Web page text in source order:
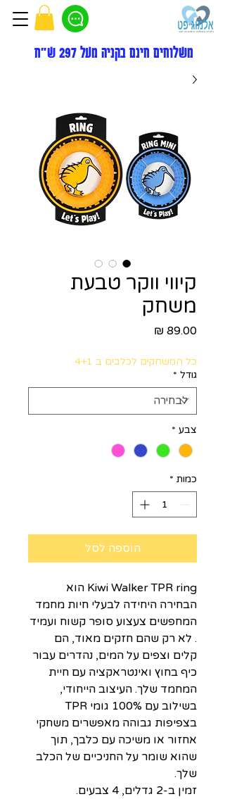
משלוחים חינם בקניה מעל 297 ש"ח
קיווי ווקר טבעת
משחק
כל המשחקים לכלבים ב 4+1
גודל *
צבע *
כמות *
הוספה לסל
Kiwi Walker TPR ring הוא
הבחירה היחידה לבעלי חיות מחמד
המחפשים צעצוע סופר קשוח ועמיד
. לא רק שהם חזקים מאוד, הם
קלים וצפים על המים, נהדרים עבור
כיף בחוץ ואינטראקציה עם חיית
המחמד שלך. העיצוב הייחודי,
בשילוב עם 100% גומי TPR
בצפיפות גבוהה מאפשרים משחקי
אחזור או משיכה עם כלבך, תוך
שהוא שומר על החניכיים של הכלב
שלך.
זמין ב-2 גדלים, 4 צבעים.